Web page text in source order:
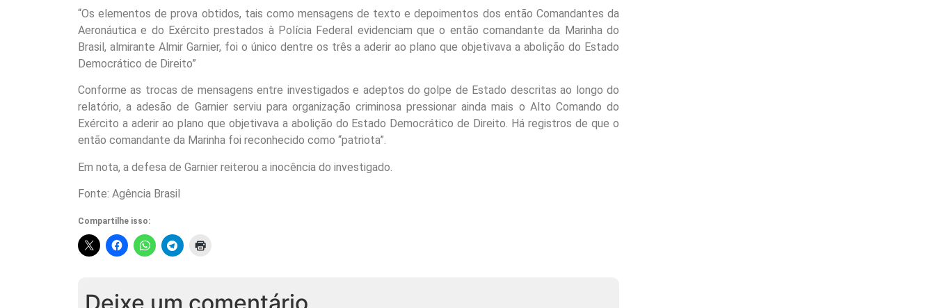
“Os elementos de prova obtidos, tais como mensagens de texto e depoimentos dos então Comandantes da
Aeronáutica e do Exército prestados à Polícia Federal evidenciam que o então comandante da Marinha do
Brasil, almirante Almir Garnier, foi o único dentre os três a aderir ao plano que objetivava a abolição do Estado
Democrático de Direito”
Conforme as trocas de mensagens entre investigados e adeptos do golpe de Estado descritas ao longo do
relatório, a adesão de Garnier serviu para organização criminosa pressionar ainda mais o Alto Comando do
Exército a aderir ao plano que objetivava a abolição do Estado Democrático de Direito. Há registros de que o
então comandante da Marinha foi reconhecido como “patriota”.
Em nota, a defesa de Garnier reiterou a inocência do investigado.
Fonte: Agência Brasil
Compartilhe isso: